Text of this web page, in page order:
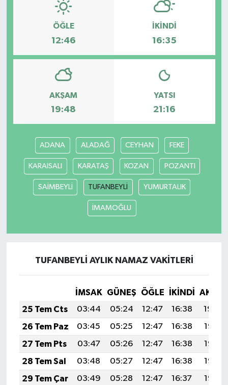
ÖĞLE
12:46
İKINDI
16:35
AKŞAM
19:48
YATSI
21:16
ADANA ALADAĞ CEYHAN FEKE
KARAISALI KARATAŞ KOZAN POZANTI
SAİMBEYLİ TUFANBEYLİ YUMURTALIK
İMAMOĞLU
TUFANBEYLİ AYLIK NAMAZ VAKITLERI
İMSAK GÜNEŞ ÖĞLE İKINDI
25 Tem Cts
03:44 05:24 12:47 16:38
19:59
26 Tem Paz
03:45 05:25 12:47 16:38
19:58
27 Tem Pts
03:47 05:26 12:47 16:38
19:57
28 Tem Sal
03:48 05:27 12:47 16:38
19:57
29 Tem Çar
03:49 05:28 12:47 16:37
19:56